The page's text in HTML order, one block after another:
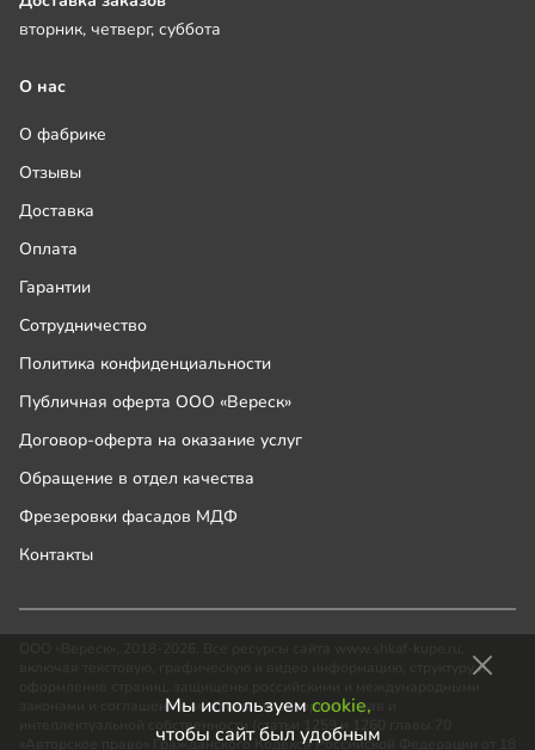
Мы используем cookie,
чтобы сайт был удобным
вторник, четверг, суббота
О нас
О фабрике
Отзывы
Доставка
Оплата
Гарантии
Сотрудничество
Политика конфиденциальности
Публичная оферта ООО «Вереск»
Договор-оферта на оказание услуг
Обращение в отдел качества
Фрезеровки фасадов МДФ
Контакты
включая текстовую, графическую и видео информацию, структуру и
законами и соглашениями об охране авторских прав и
интеллектуальной собственности (статьи 1259 и 1260 главы 70
«Авторское право» Гражданского Кодекса Российской Федерации от 18